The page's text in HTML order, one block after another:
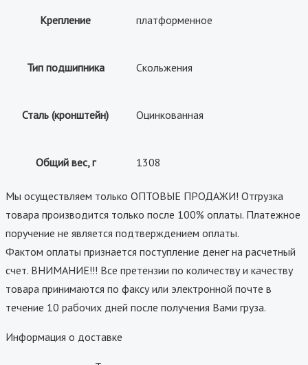
Крепление платформенное
Тип подшипника Скольжения
Сталь (кронштейн) Оцинкованная
Общий вес, г 1308
Мы осуществляем только ОПТОВЫЕ ПРОДАЖИ! Отгрузка
товара производится только после 100% оплаты. Платежное
поручение не является подтверждением оплаты.
Фактом оплаты признается поступление денег на расчетный
счет. ВНИМАНИЕ!!! Все претензии по количеству и качеству
товара принимаются по факсу или электронной почте в
течение 10 рабочих дней после получения Вами груза.
Информация о доставке